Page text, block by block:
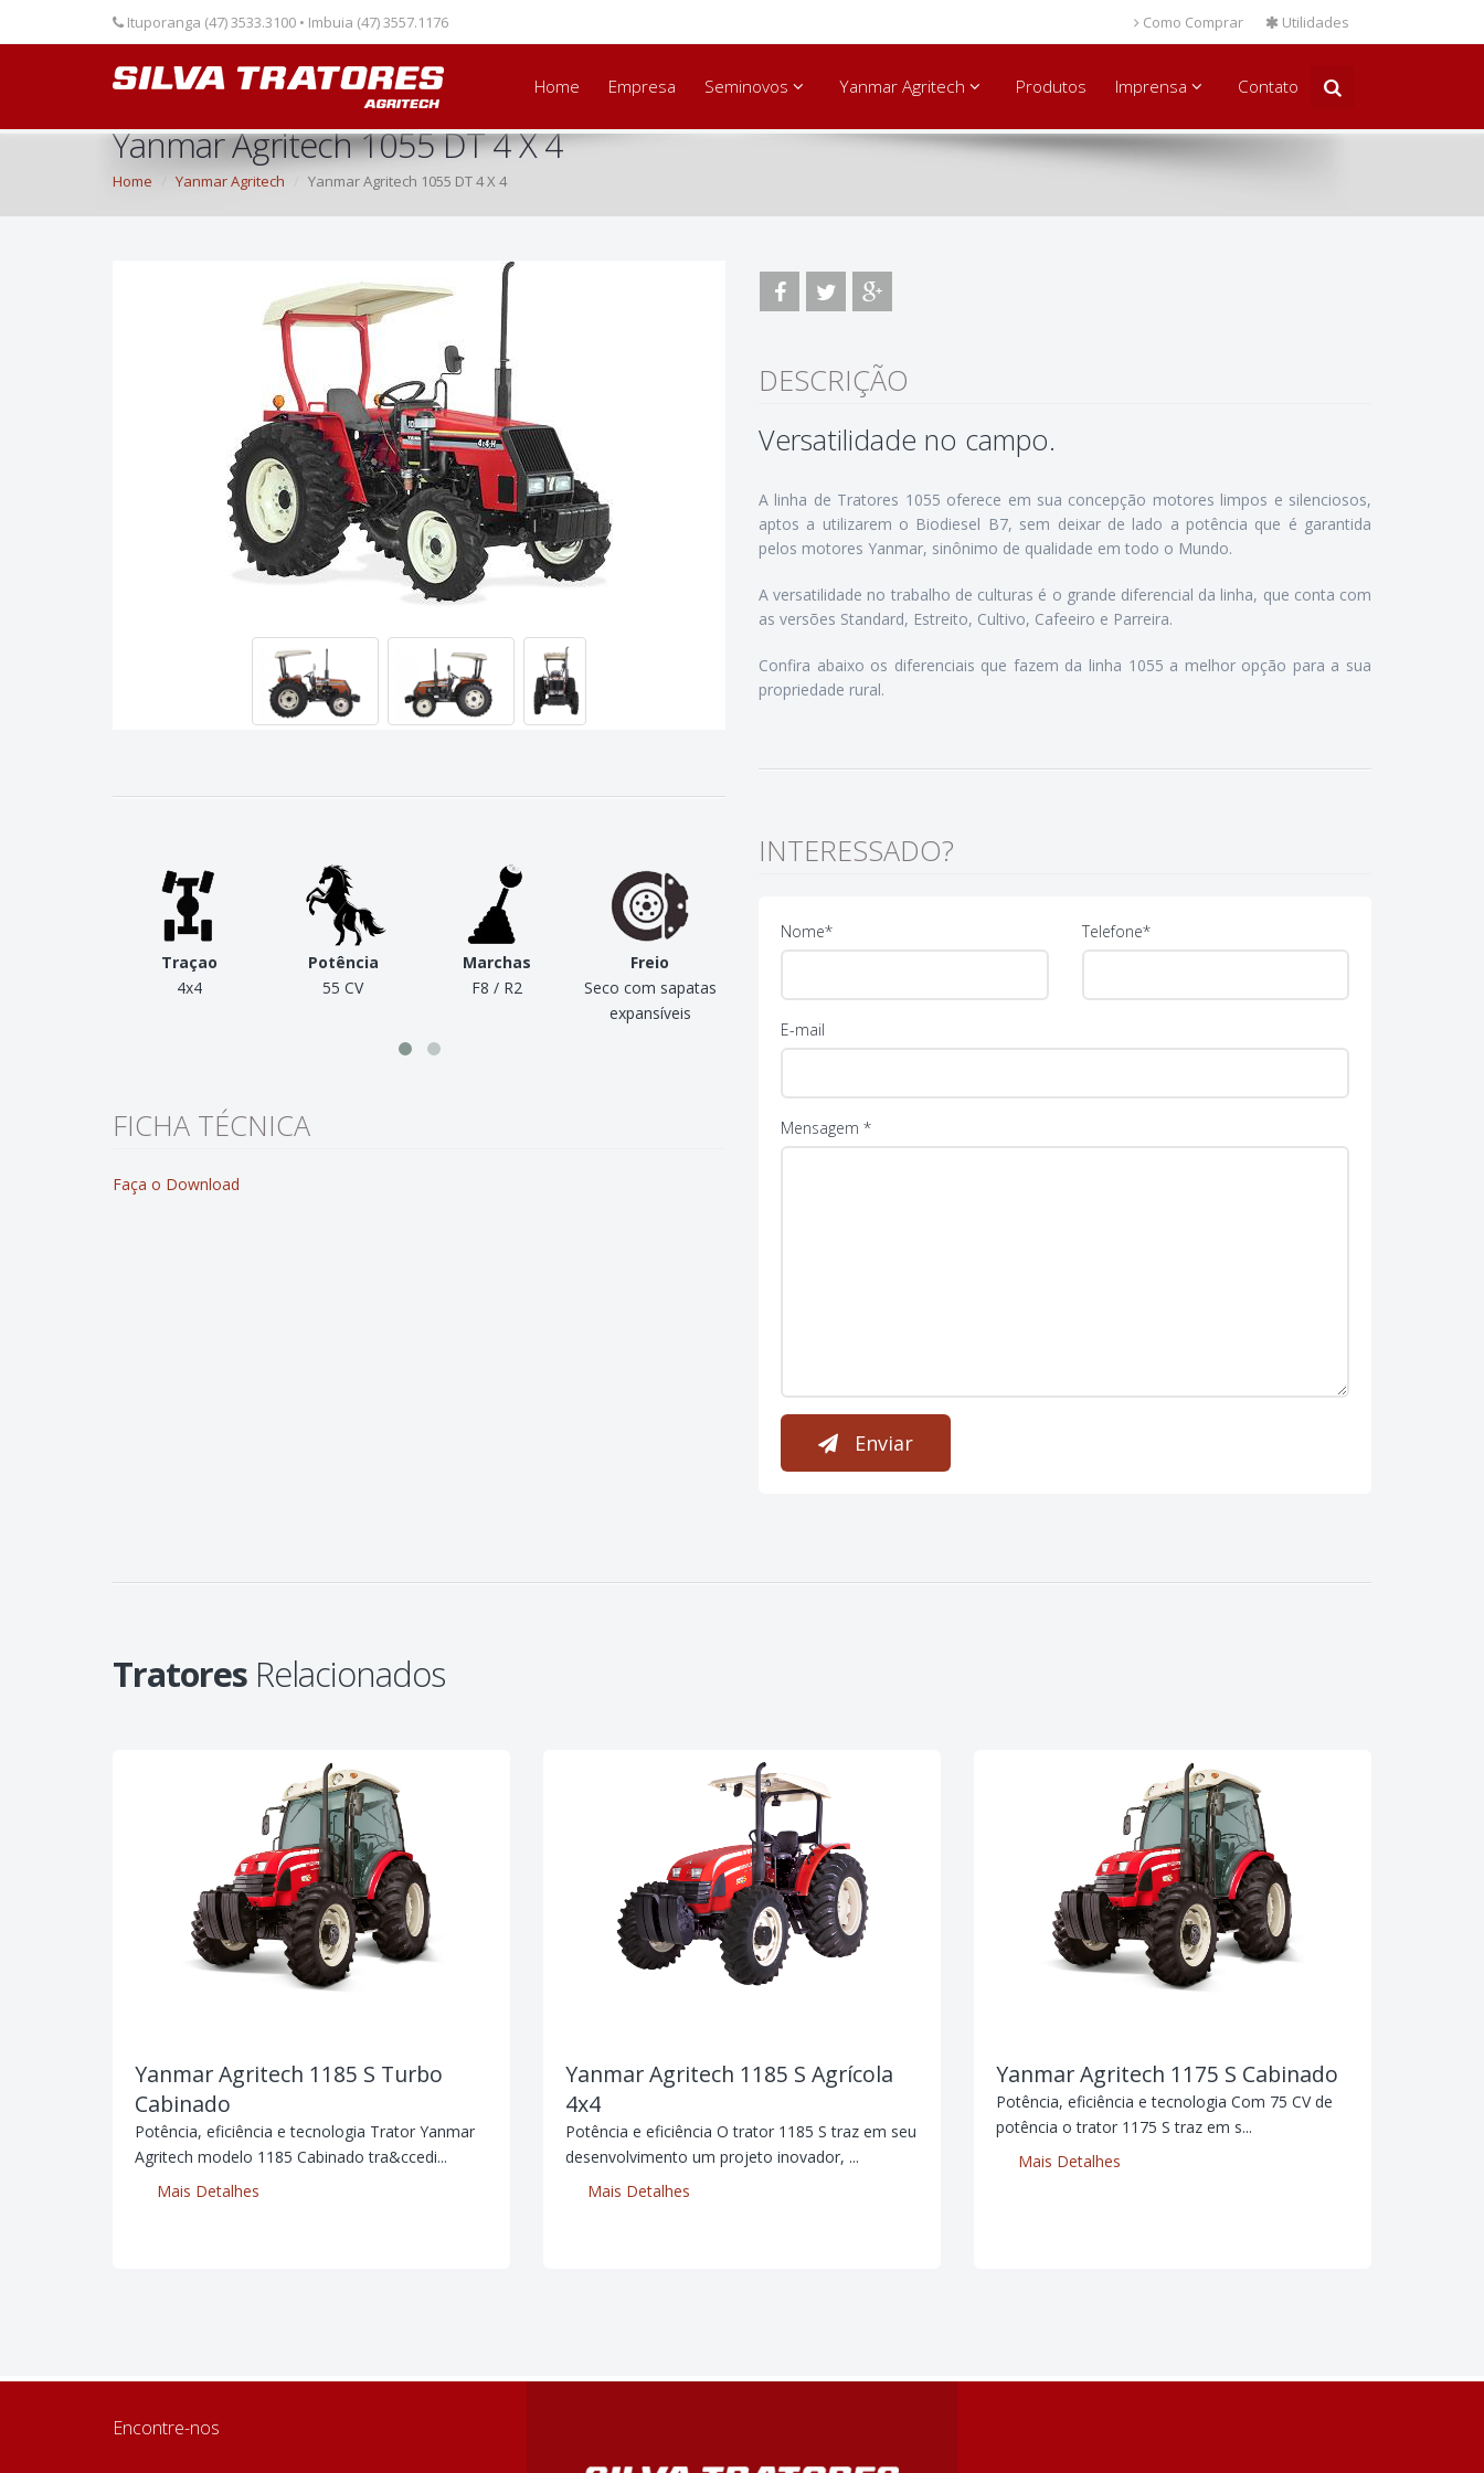
Ituporanga (47) 3533.3100 • Imbuia (47) 3557.1176 Utilidades
Como Comprar
Home Empresa Seminovos Yanmar Agritech Produtos Imprensa Contato
Yanmar Agritech 1055 DT 4 X 4
Home Yanmar Agritech Yanmar Agritech 1055 DT 4 X 4
Traçao
4x4
Potência
55 CV
Marchas
F8 / R2
Freio
Seco com sapatas
expansíveis
FICHA TÉCNICA
Faça o Download
DESCRIÇÃO
Versatilidade no campo.
A linha de Tratores 1055 oferece em sua concepção motores limpos e silenciosos,
aptos a utilizarem o Biodiesel B7, sem deixar de lado a potência que é garantida
pelos motores Yanmar, sinônimo de qualidade em todo o Mundo.
A versatilidade no trabalho de culturas é o grande diferencial da linha, que conta com
as versões Standard, Estreito, Cultivo, Cafeeiro e Parreira.
Confira abaixo os diferenciais que fazem da linha 1055 a melhor opção para a sua
propriedade rural.
INTERESSADO?
Nome* Telefone*
E-mail
Mensagem *
Enviar
Tratores Relacionados
Yanmar Agritech 1185 S Turbo
Cabinado
Potência, eficiência e tecnologia Trator Yanmar
Agritech modelo 1185 Cabinado tra&ccedi...
Mais Detalhes
Yanmar Agritech 1185 S Agrícola
4x4
Potência e eficiência O trator 1185 S traz em seu
desenvolvimento um projeto inovador, ...
Mais Detalhes
Yanmar Agritech 1175 S Cabinado
Potência, eficiência e tecnologia Com 75 CV de
potência o trator 1175 S traz em s...
Mais Detalhes
Encontre-nos